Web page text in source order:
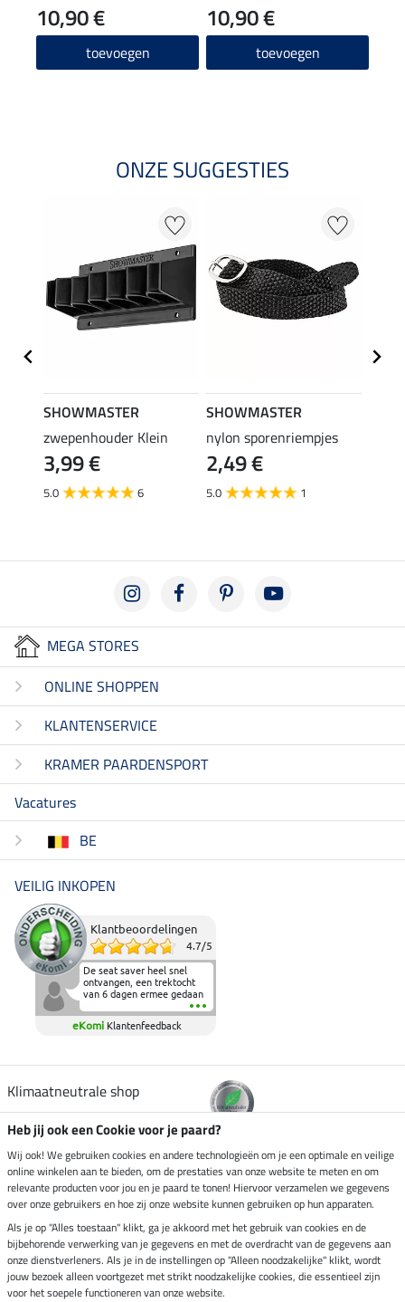
10,90 €
toevoegen
10,90 €
toevoegen
ONZE SUGGESTIES
SHOWMASTER
zwepenhouder Klein
3,99 €
5.0 6
SHOWMASTER
nylon sporenriempjes
2,49 €
5.0 1
MEGA STORES
ONLINE SHOPPEN
KLANTENSERVICE
KRAMER PAARDENSPORT
Vacatures
BE
VEILIG INKOPEN
Klantbeoordelingen
4.7/5
De seat saver heel snel
ontvangen, een trektocht
van 6 dagen ermee gedaan
en deze heeft de beproeving
fantastisch doorstaan.
Heerlijk zacht om op te
elkaar in het zadel.
eKomi Klantenfeedback
Klimaatneutrale shop
Verzending per
Veilig betalen met
Impressum
Heb jij ook een Cookie voor je paard?
Wij ook! We gebruiken cookies en andere technologieën om je een optimale en veilige
online winkelen aan te bieden, om de prestaties van onze website te meten en om
relevante producten voor jou en je paard te tonen! Hiervoor verzamelen we gegevens
over onze gebruikers en hoe zij onze website kunnen gebruiken op hun apparaten.
Als je op "Alles toestaan" klikt, ga je akkoord met het gebruik van cookies en de
bijbehorende verwerking van je gegevens en met de overdracht van de gegevens aan
onze dienstverleners. Als je in de instellingen op "Alleen noodzakelijke" klikt, wordt
jouw bezoek alleen voortgezet met strikt noodzakelijke cookies, die essentieel zijn
voor het soepele functioneren van onze website.